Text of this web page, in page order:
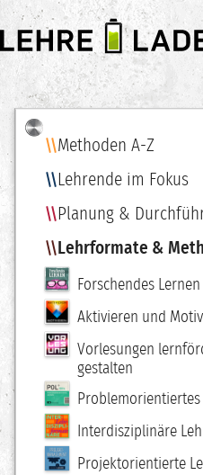
Navigation
Methoden A-Z
Lehrende im Fokus
Planung &
Lehrformate &
Forschendes Lernen
Aktivieren und
Vorlesungen
gestalten
Problemorientiertes
Interdisziplinäre
Projektorientierte